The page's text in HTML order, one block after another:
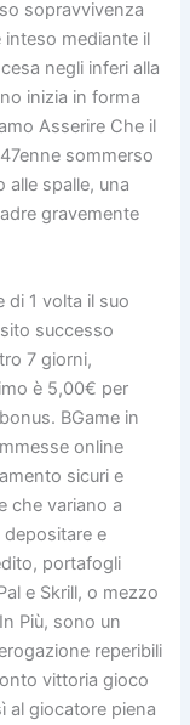
sopravvivenza
inteso mediante il
negli inferi alla
inizia in forma
Asserire Che il
sommerso
alle spalle, una
gravemente
di 1 volta il suo
successo
7 giorni,
è 5,00€ per
BGame in
online
sicuri e
che variano a
e
portafogli
e Skrill, o mezzo
Più, sono un
reperibili
vittoria gioco
al giocatore piena